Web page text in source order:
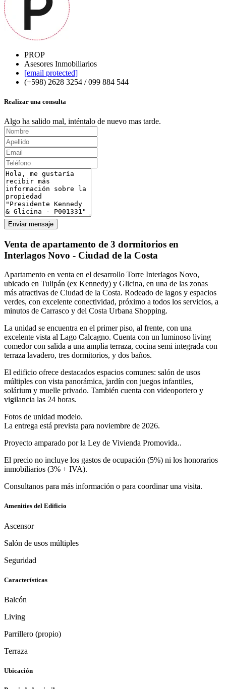
PROP
Asesores Inmobiliarios
[email protected]
(+598) 2628 3254 / 099 884 544
Realizar una consulta
Algo ha salido mal, inténtalo de nuevo mas tarde.
Enviar mensaje
Venta de apartamento de 3 dormitorios en
Interlagos Novo - Ciudad de la Costa
Apartamento en venta en el desarrollo Torre Interlagos Novo,
ubicado en Tulipán (ex Kennedy) y Glicina, en una de las zonas
más atractivas de Ciudad de la Costa. Rodeado de lagos y espacios
verdes, con excelente conectividad, próximo a todos los servicios, a
minutos de Carrasco y del Costa Urbana Shopping.
La unidad se encuentra en el primer piso, al frente, con una
excelente vista al Lago Calcagno. Cuenta con un luminoso living
comedor con salida a una amplia terraza, cocina semi integrada con
terraza lavadero, tres dormitorios, y dos baños.
El edificio ofrece destacados espacios comunes: salón de usos
múltiples con vista panorámica, jardín con juegos infantiles,
solárium y muelle privado. También cuenta con videoportero y
vigilancia las 24 horas.
Fotos de unidad modelo.
La entrega está prevista para noviembre de 2026.
Proyecto amparado por la Ley de Vivienda Promovida..
El precio no incluye los gastos de ocupación (5%) ni los honorarios
inmobiliarios (3% + IVA).
Consultanos para más información o para coordinar una visita.
Amenities del Edificio
Ascensor
Salón de usos múltiples
Seguridad
Características
Balcón
Living
Parrillero (propio)
Terraza
Ubicación